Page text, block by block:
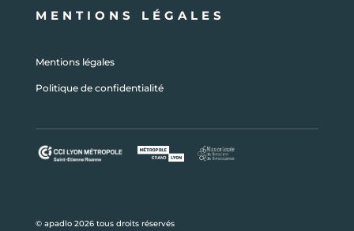
MENTIONS LÉGALES
Mentions légales
Politique de confidentialité
© apadlo 2026 tous droits réservés